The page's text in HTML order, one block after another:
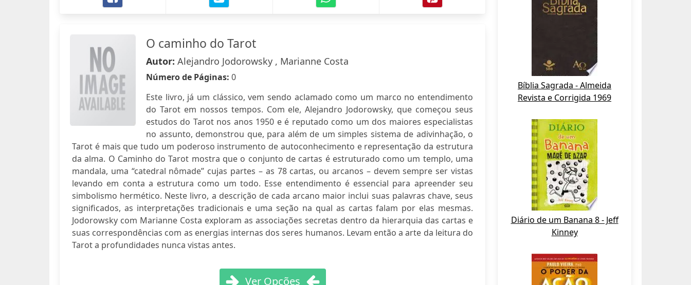
O caminho do Tarot
Autor: Alejandro Jodorowsky , Marianne Costa
Número de Páginas: 0
Este livro, já um clássico, vem sendo aclamado como um marco no entendimento
do Tarot em nossos tempos. Com ele, Alejandro Jodorowsky, que começou seus
estudos do Tarot nos anos 1950 e é reputado como um dos maiores especialistas
no assunto, demonstrou que, para além de um simples sistema de adivinhação, o
Tarot é mais que tudo um poderoso instrumento de autoconhecimento e representação da estrutura
da alma. O Caminho do Tarot mostra que o conjunto de cartas é estruturado como um templo, uma
mandala, uma “catedral nômade” cujas partes – as 78 cartas, ou arcanos – devem sempre ser vistas
levando em conta a estrutura como um todo. Esse entendimento é essencial para apreender seu
simbolismo hermético. Neste livro, a descrição de cada arcano maior inclui suas palavras chave, seus
significados, as interpretações tradicionais e uma seção na qual as cartas falam por elas mesmas.
Jodorowsky com Marianne Costa exploram as associações secretas dentro da hierarquia das cartas e
suas correspondências com as energias internas dos seres humanos. Levam então a arte da leitura do
Tarot a profundidades nunca vistas antes.
Ver Opções
Bíblia Sagrada - Almeida
Revista e Corrigida 1969
Diário de um Banana 8 - Jeff
Kinney